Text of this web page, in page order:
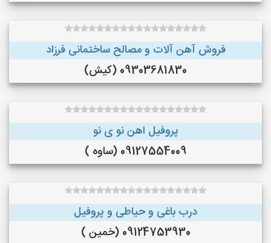
فروش آهن آلات و مصالح ساختمانی فرزاد
09303681830 (کیش)
پروفیل اهن نو ی نو
09127554009 (ساوه )
درب باغی و حیاطی و پروفیل
09124753930 (خمین )